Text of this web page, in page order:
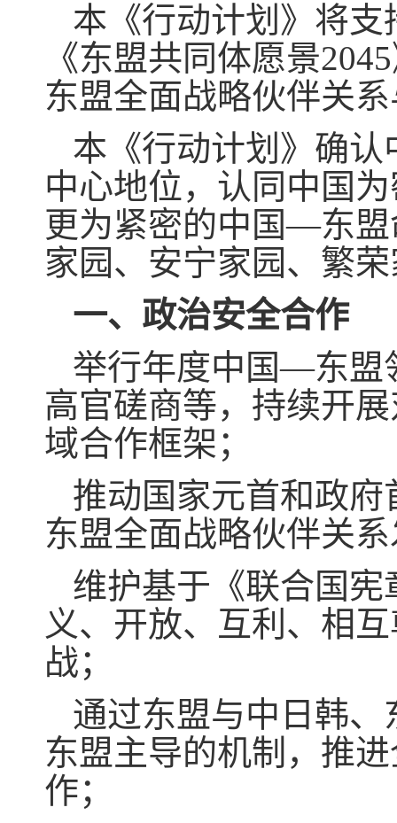
本《行动计划》将
《东盟共同体愿景
东盟全面战略伙伴关
本《行动计划》确
中心地位，认同中国
更为紧密的中国—东盟
家园、安宁家园、繁
一、政治安全合作
举行年度中国—东
高官磋商等，持续开
域合作框架；
推动国家元首和政
东盟全面战略伙伴关
维护基于《联合国
义、开放、互利、相
战；
通过东盟与中日韩
东盟主导的机制，推
作；